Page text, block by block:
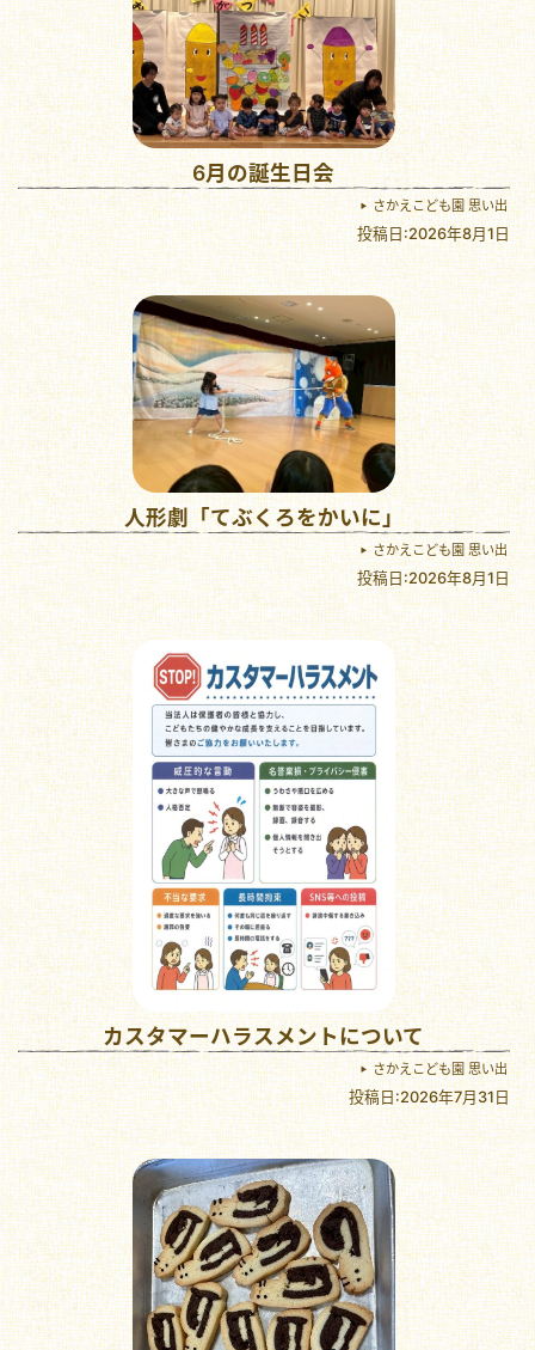
6月の誕生日会
さかえこども園 思い出
投稿日:2026年8月1日
人形劇「てぶくろをかいに」
さかえこども園 思い出
投稿日:2026年8月1日
カスタマーハラスメントについて
さかえこども園 思い出
投稿日:2026年7月31日